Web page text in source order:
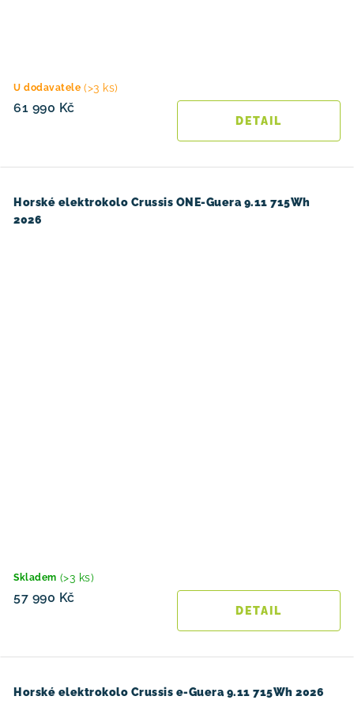
U dodavatele (>3 ks)
61 990 Kč
Horské elektrokolo Crussis ONE-Guera 9.11 715Wh
2026
Skladem (>3 ks)
57 990 Kč
Horské elektrokolo Crussis e-Guera 9.11 715Wh 2026